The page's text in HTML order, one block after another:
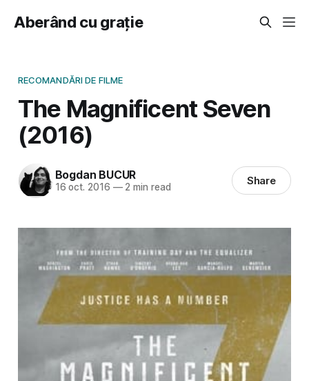
Aberând cu grație
RECOMANDĂRI DE FILME
The Magnificent Seven
(2016)
Bogdan BUCUR
16 oct. 2016 —2 min read Share